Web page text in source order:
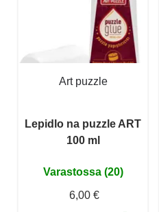
Art puzzle
Lepidlo na puzzle ART
100 ml
Varastossa (20)
6,00 €